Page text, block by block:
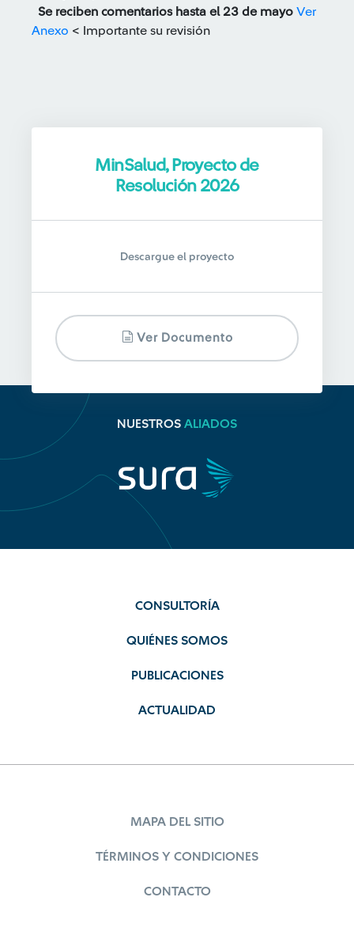
Se reciben comentarios hasta el 23 de mayo Ver
Anexo < Importante su revisión
MinSalud, Proyecto de
Resolución 2026
Descargue el proyecto
Ver Documento
NUESTROS ALIADOS
CONSULTORÍA
QUIÉNES SOMOS
PUBLICACIONES
ACTUALIDAD
MAPA DEL SITIO
TÉRMINOS Y CONDICIONES
CONTACTO